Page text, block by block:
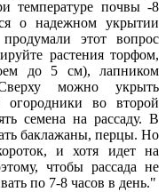
температуре почвы -8
о надежном укрытии
этот вопрос
растения торфом,
до 5 см), лапником
можно укрыть
огородники во второй
семена на рассаду. В
баклажаны, перцы. Но
и хотя идет на
чтобы рассада не
по 7-8 часов в день.